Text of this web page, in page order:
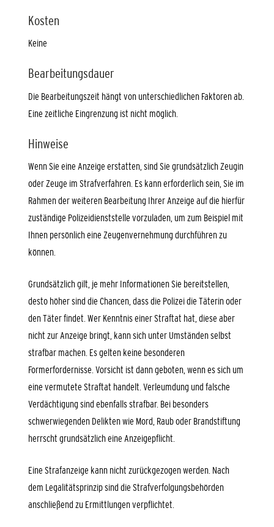
Kosten
Keine
Bearbeitungsdauer
Die Bearbeitungszeit hängt von unterschiedlichen Faktoren ab.
Eine zeitliche Eingrenzung ist nicht möglich.
Hinweise
Wenn Sie eine Anzeige erstatten, sind Sie grundsätzlich Zeugin
oder Zeuge im Strafverfahren. Es kann erforderlich sein, Sie im
Rahmen der weiteren Bearbeitung Ihrer Anzeige auf die hierfür
zuständige Polizeidienststelle vorzuladen, um zum Beispiel mit
Ihnen persönlich eine Zeugenvernehmung durchführen zu
können.
Grundsätzlich gilt, je mehr Informationen Sie bereitstellen,
desto höher sind die Chancen, dass die Polizei die Täterin oder
den Täter findet. Wer Kenntnis einer Straftat hat, diese aber
nicht zur Anzeige bringt, kann sich unter Umständen selbst
strafbar machen. Es gelten keine besonderen
Formerfordernisse. Vorsicht ist dann geboten, wenn es sich um
eine vermutete Straftat handelt. Verleumdung und falsche
Verdächtigung sind ebenfalls strafbar. Bei besonders
schwerwiegenden Delikten wie Mord, Raub oder Brandstiftung
herrscht grundsätzlich eine Anzeigepflicht.
Eine Strafanzeige kann nicht zurückgezogen werden. Nach
dem Legalitätsprinzip sind die Strafverfolgungsbehörden
anschließend zu Ermittlungen verpflichtet.